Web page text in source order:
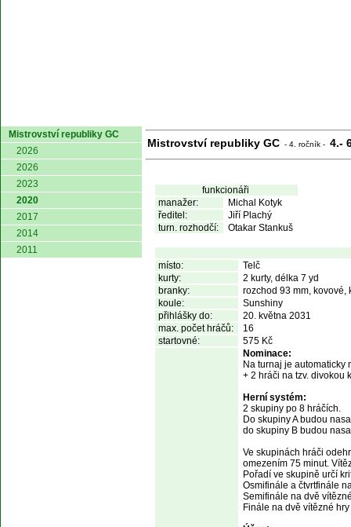
Mistrovství republiky GC
2026
2026
2023
2020
2017
2014
2011
Mistrovství republiky GC - 4. ročník - 4.-
funkcionáři
manažer:
Michal Kotyk
ředitel:
Jiří Plachý
turn. rozhodčí:
Otakar Stankuš
místo:
Telč
kurty:
2 kurty, délka 7 yd
branky:
rozchod 93 mm, kovové,
koule:
Sunshiny
přihlášky do:
20. května 2031
max. počet hráčů:
16
startovné:
575 Kč
Nominace:
Na turnaj je
+ 2 hráči na tzv.
Herní systém:
2 skupiny po 8 hráčích.
Do skupiny A budou
do skupiny B budou
Ve skupinách hráči
omezením 75 minut.
Pořadí ve skupině určí
Osmifinále a čtvrtfinále
Semifinále na dvě
Finále na dvě vítězné